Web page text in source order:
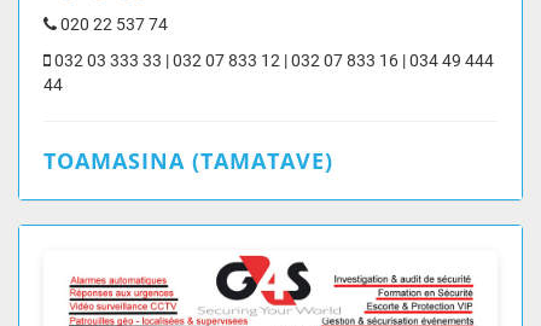
020 22 537 74
032 03 333 33 | 032 07 833 12 | 032 07 833 16 | 034 49 444
44
TOAMASINA (TAMATAVE)